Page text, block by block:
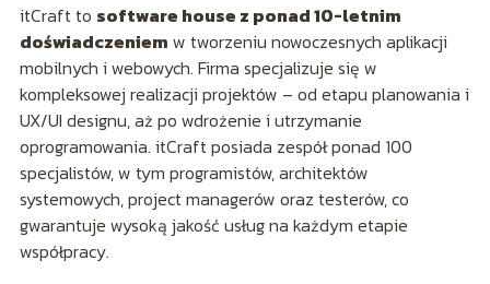
itCraft to software house z ponad 10-letnim
doświadczeniem w tworzeniu nowoczesnych aplikacji
mobilnych i webowych. Firma specjalizuje się w
kompleksowej realizacji projektów – od etapu planowania i
UX/UI designu, aż po wdrożenie i utrzymanie
oprogramowania. itCraft posiada zespół ponad 100
specjalistów, w tym programistów, architektów
systemowych, project managerów oraz testerów, co
gwarantuje wysoką jakość usług na każdym etapie
współpracy.